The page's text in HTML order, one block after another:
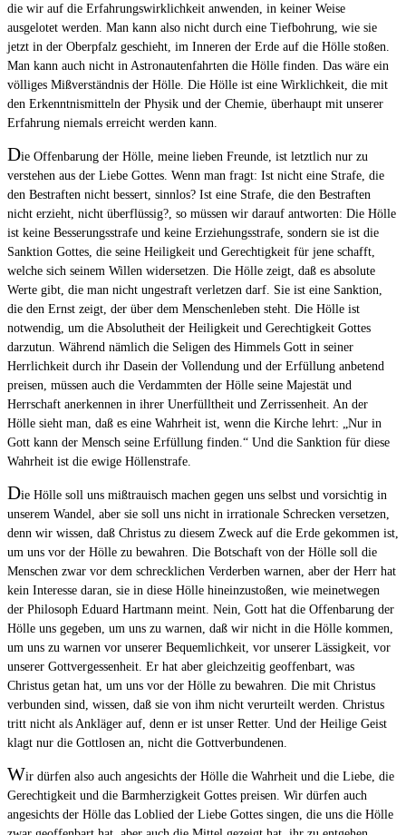
die wir auf die Erfahrungswirklichkeit anwenden, in keiner Weise
ausgelotet werden. Man kann also nicht durch eine Tiefbohrung, wie sie
jetzt in der Oberpfalz geschieht, im Inneren der Erde auf die Hölle stoßen.
Man kann auch nicht in Astronautenfahrten die Hölle finden. Das wäre ein
völliges Mißverständnis der Hölle. Die Hölle ist eine Wirklichkeit, die mit
den Erkenntnismitteln der Physik und der Chemie, überhaupt mit unserer
Erfahrung niemals erreicht werden kann.
Die Offenbarung der Hölle, meine lieben Freunde, ist letztlich nur zu
verstehen aus der Liebe Gottes. Wenn man fragt: Ist nicht eine Strafe, die
den Bestraften nicht bessert, sinnlos? Ist eine Strafe, die den Bestraften
nicht erzieht, nicht überflüssig?, so müssen wir darauf antworten: Die Hölle
ist keine Besserungsstrafe und keine Erziehungsstrafe, sondern sie ist die
Sanktion Gottes, die seine Heiligkeit und Gerechtigkeit für jene schafft,
welche sich seinem Willen widersetzen. Die Hölle zeigt, daß es absolute
Werte gibt, die man nicht ungestraft verletzen darf. Sie ist eine Sanktion,
die den Ernst zeigt, der über dem Menschenleben steht. Die Hölle ist
notwendig, um die Absolutheit der Heiligkeit und Gerechtigkeit Gottes
darzutun. Während nämlich die Seligen des Himmels Gott in seiner
Herrlichkeit durch ihr Dasein der Vollendung und der Erfüllung anbetend
preisen, müssen auch die Verdammten der Hölle seine Majestät und
Herrschaft anerkennen in ihrer Unerfülltheit und Zerrissenheit. An der
Hölle sieht man, daß es eine Wahrheit ist, wenn die Kirche lehrt: „Nur in
Gott kann der Mensch seine Erfüllung finden.“ Und die Sanktion für diese
Wahrheit ist die ewige Höllenstrafe.
Die Hölle soll uns mißtrauisch machen gegen uns selbst und vorsichtig in
unserem Wandel, aber sie soll uns nicht in irrationale Schrecken versetzen,
denn wir wissen, daß Christus zu diesem Zweck auf die Erde gekommen ist,
um uns vor der Hölle zu bewahren. Die Botschaft von der Hölle soll die
Menschen zwar vor dem schrecklichen Verderben warnen, aber der Herr hat
kein Interesse daran, sie in diese Hölle hineinzustoßen, wie meinetwegen
der Philosoph Eduard Hartmann meint. Nein, Gott hat die Offenbarung der
Hölle uns gegeben, um uns zu warnen, daß wir nicht in die Hölle kommen,
um uns zu warnen vor unserer Bequemlichkeit, vor unserer Lässigkeit, vor
unserer Gottvergessenheit. Er hat aber gleichzeitig geoffenbart, was
Christus getan hat, um uns vor der Hölle zu bewahren. Die mit Christus
verbunden sind, wissen, daß sie von ihm nicht verurteilt werden. Christus
tritt nicht als Ankläger auf, denn er ist unser Retter. Und der Heilige Geist
klagt nur die Gottlosen an, nicht die Gottverbundenen.
Wir dürfen also auch angesichts der Hölle die Wahrheit und die Liebe, die
Gerechtigkeit und die Barmherzigkeit Gottes preisen. Wir dürfen auch
angesichts der Hölle das Loblied der Liebe Gottes singen, die uns die Hölle